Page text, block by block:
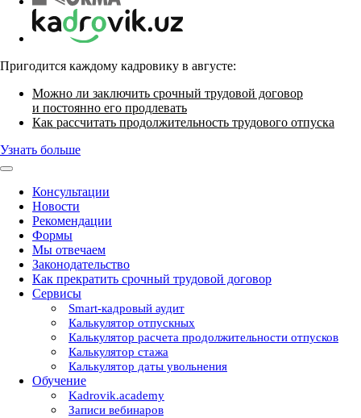
Пригодится каждому кадровику в августе:
Можно ли заключить срочный трудовой договор
и постоянно его продлевать
Как рассчитать продолжительность трудового отпуска
Узнать больше
Консультации
Новости
Рекомендации
Формы
Мы отвечаем
Законодательство
Как прекратить срочный трудовой договор
Сервисы
Smart-кадровый аудит
Калькулятор отпускных
Калькулятор расчета продолжительности отпусков
Калькулятор стажа
Калькулятор даты увольнения
Обучение
Kadrovik.academy
Записи вебинаров